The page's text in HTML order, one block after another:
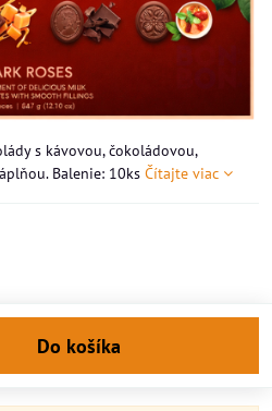
s kávovou, čokoládovou,
Balenie: 10ks Čítajte viac
Do košíka